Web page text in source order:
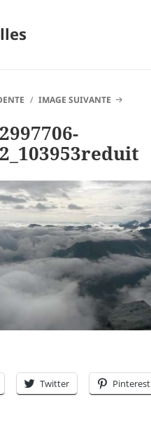
IMAGE SUIVANTE
Twitter Pinterest